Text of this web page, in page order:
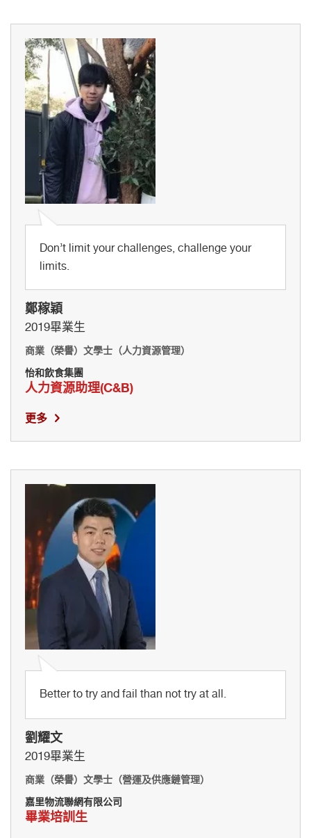
鄭稼穎
2019畢業生
商業（榮譽）文學士（人力資源管理）
怡和飲食集團
人力資源助理(C&B)
Don’t limit your challenges, challenge your
limits.
更多
劉耀文
2019畢業生
商業（榮譽）文學士（營運及供應鏈管理）
嘉里物流聯網有限公司
畢業培訓生
Better to try and fail than not try at all.